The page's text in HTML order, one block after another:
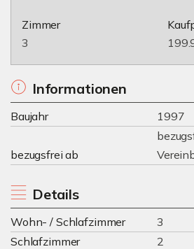
Zimmer
3
Informationen
Baujahr 1997
bezugsfrei ab
Details
Wohn- / Schlafzimmer
3
Schlafzimmer
2